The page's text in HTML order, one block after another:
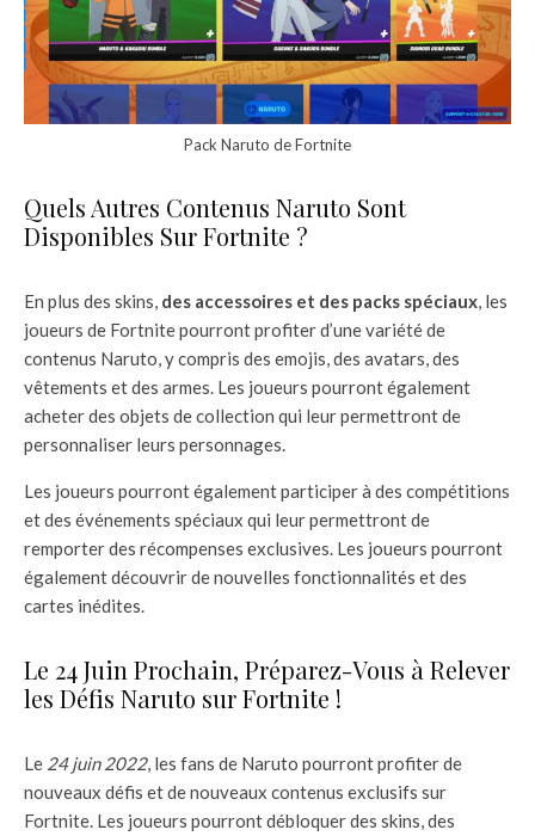
Pack Naruto de Fortnite
Quels Autres Contenus Naruto Sont
Disponibles Sur Fortnite ?
En plus des skins, des accessoires et des packs spéciaux, les
joueurs de Fortnite pourront profiter d’une variété de
contenus Naruto, y compris des emojis, des avatars, des
vêtements et des armes. Les joueurs pourront également
acheter des objets de collection qui leur permettront de
personnaliser leurs personnages.
Les joueurs pourront également participer à des compétitions
et des événements spéciaux qui leur permettront de
remporter des récompenses exclusives. Les joueurs pourront
également découvrir de nouvelles fonctionnalités et des
cartes inédites.
Le 24 Juin Prochain, Préparez-Vous à Relever
les Défis Naruto sur Fortnite !
Le 24 juin 2022, les fans de Naruto pourront profiter de
nouveaux défis et de nouveaux contenus exclusifs sur
Fortnite. Les joueurs pourront débloquer des skins, des